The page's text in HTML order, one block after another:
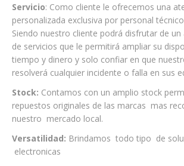
Servicio: Como cliente le ofrecemos una
personalizada exclusiva por personal
Siendo nuestro cliente podrá disfrutar de
de servicios que le permitirá ampliar su
tiempo y dinero y solo confiar en que
resolverá cualquier incidente o falla en sus
Stock: Contamos con un amplio stock
repuestos originales de las marcas mas
nuestro mercado local.
Versatilidad: Brindamos todo tipo de
electronicas